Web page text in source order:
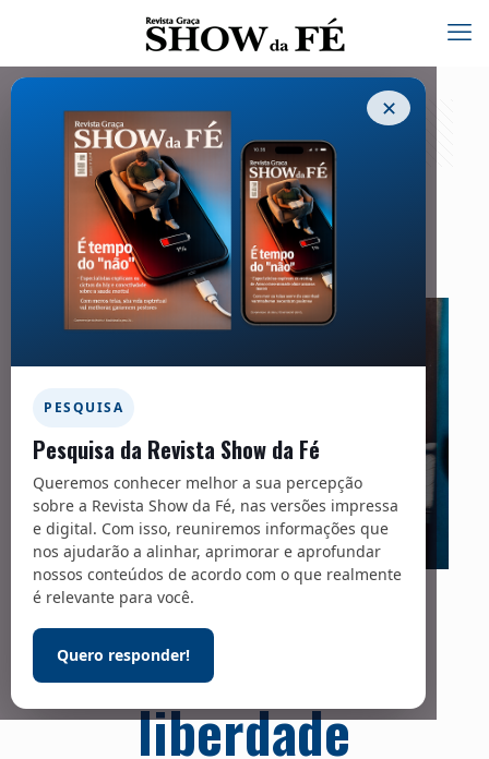
✕
PESQUISA
Pesquisa da Revista Show da Fé
Queremos conhecer melhor a sua percepção
sobre a Revista Show da Fé, nas versões impressa
e digital. Com isso, reuniremos informações que
nos ajudarão a alinhar, aprimorar e aprofundar
nossos conteúdos de acordo com o que realmente
é relevante para você.
Quero responder!
Capa | Igreja perseguida
10/01/2023
Foto: Pexels / Ron Lach
Violações à
liberdade